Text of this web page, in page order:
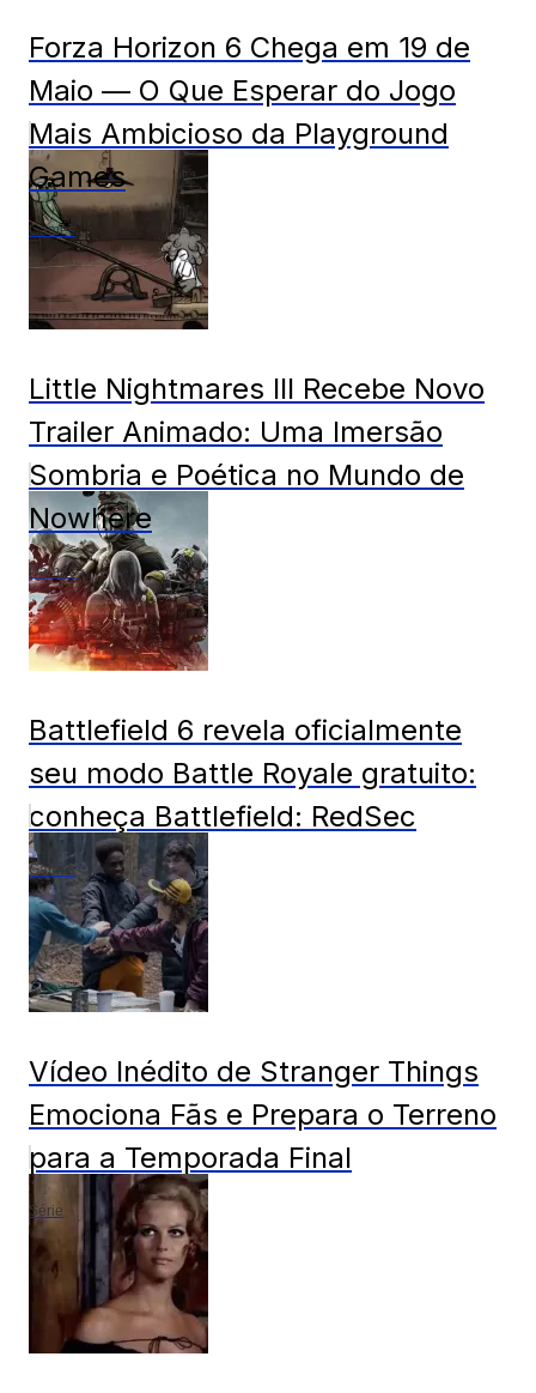
Forza Horizon 6 Chega em 19 de
Maio — O Que Esperar do Jogo
Mais Ambicioso da Playground
Games
Games
Little Nightmares III Recebe Novo
Trailer Animado: Uma Imersão
Sombria e Poética no Mundo de
Nowhere
Games
Battlefield 6 revela oficialmente
seu modo Battle Royale gratuito:
conheça Battlefield: RedSec
Games
Vídeo Inédito de Stranger Things
Emociona Fãs e Prepara o Terreno
para a Temporada Final
Série